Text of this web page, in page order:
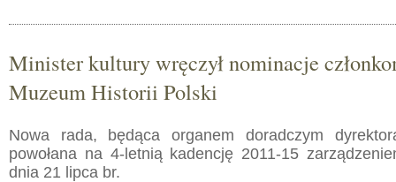
Minister kultury wręczył nominacje
Muzeum Historii Polski
Nowa rada, będąca organem doradczym
powołana na 4-letnią kadencję 2011-15
dnia 21 lipca br.